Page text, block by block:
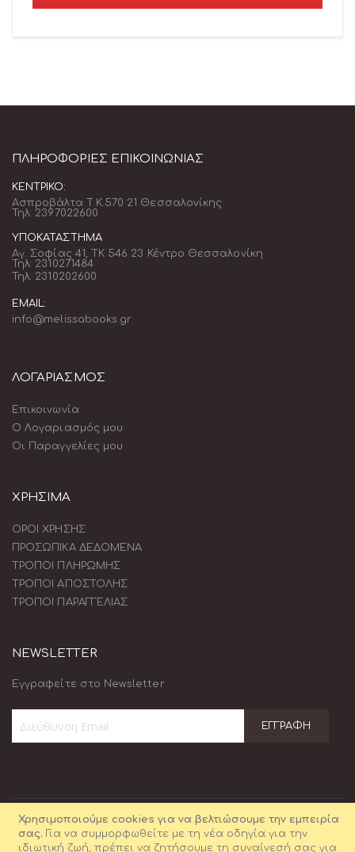
Χρησιμοποιούμε cookies για να βελτιώσουμε την εμπειρία
σας.
Για να συμμορφωθείτε με τη νέα οδηγία για την
ιδιωτική ζωή, πρέπει να ζητήσουμε τη συναίνεσή σας για
ΠΛΗΡΟΦΟΡΊΕΣ ΕΠΙΚΟΙΝΩΝΊΑΣ
ΚΕΝΤΡΙΚΌ:
Ασπροβάλτα Τ.Κ.570 21 Θεσσαλονίκης
Τηλ: 2397022600
ΥΠΟΚΑΤΆΣΤΗΜΑ
Αγ. Σοφίας 41, ΤΚ 546 23 Κέντρο Θεσσαλονίκη
Τηλ: 2310271484
Τηλ: 2310202600
EMAIL:
info@melissabooks.gr
ΛΟΓΑΡΙΑΣΜΟΣ
Επικοινωνία
Ο Λογαριασμός μου
Οι Παραγγελίες μου
ΧΡΗΣΙΜΑ
ΟΡΟΙ ΧΡΗΣΗΣ
ΠΡΟΣΩΠΙΚΑ ΔΕΔΟΜΕΝΑ
ΤΡΟΠΟΙ ΠΛΗΡΩΜΗΣ
ΤΡΟΠΟΙ ΑΠΟΣΤΟΛΗΣ
ΤΡΟΠΟΙ ΠΑΡΑΓΓΕΛΙΑΣ
NEWSLETTER
Εγγραφείτε στο Newsletter
Δελτίο:
ΕΓΓΡΑΦΉ